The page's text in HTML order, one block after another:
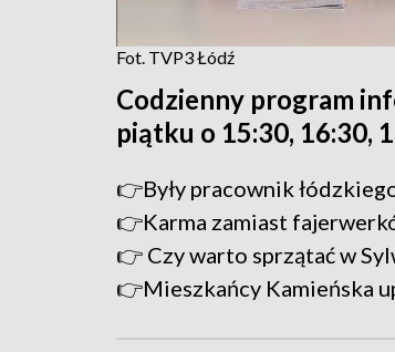
Fot. TVP3 Łódź
Codzienny program
piątku o 15:30, 16:30,
👉Były pracownik
👉Karma zamiast
👉 Czy warto sprzątać w
👉Mieszkańcy Kamieńska